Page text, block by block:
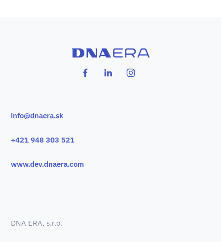
info@dnaera.sk
+421 948 303 521
www.dev.dnaera.com
DNA ERA, s.r.o.